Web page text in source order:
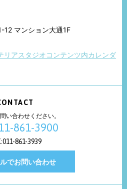
12 マンション大通1F
リアスタジオコンテンツ内カレンダ
い合わせください。
861-3900
861-3939
でお問い合わせ